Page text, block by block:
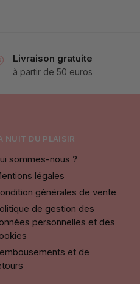
Livraison gratuite
à partir de 50 euros
NUIT DU PLAISIR
sommes-nous ?
légales
générales de vente
de gestion des
personnelles et des
et de